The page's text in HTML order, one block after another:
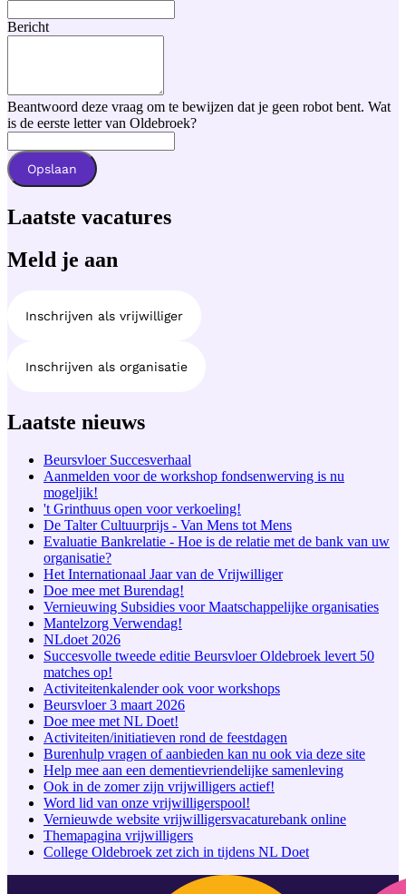
Bericht
Beantwoord deze vraag om te bewijzen dat je geen robot bent. Wat
is de eerste letter van Oldebroek?
Opslaan
Laatste vacatures
Meld je aan
Inschrijven als vrijwilliger
Inschrijven als organisatie
Laatste nieuws
Beursvloer Succesverhaal
Aanmelden voor de workshop fondsenwerving is nu
mogeljik!
't Grinthuus open voor verkoeling!
De Talter Cultuurprijs - Van Mens tot Mens
Evaluatie Bankrelatie - Hoe is de relatie met de bank van uw
organisatie?
Het Internationaal Jaar van de Vrijwilliger
Doe mee met Burendag!
Vernieuwing Subsidies voor Maatschappelijke organisaties
Mantelzorg Verwendag!
NLdoet 2026
Succesvolle tweede editie Beursvloer Oldebroek levert 50
matches op!
Activiteitenkalender ook voor workshops
Beursvloer 3 maart 2026
Doe mee met NL Doet!
Activiteiten/initiatieven rond de feestdagen
Burenhulp vragen of aanbieden kan nu ook via deze site
Help mee aan een dementievriendelijke samenleving
Ook in de zomer zijn vrijwilligers actief!
Word lid van onze vrijwilligerspool!
Vernieuwde website vrijwilligersvacaturebank online
Themapagina vrijwilligers
College Oldebroek zet zich in tijdens NL Doet